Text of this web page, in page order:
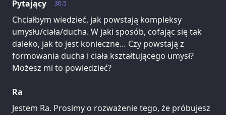
30.5
Pytający
Chciałbym wiedzieć, jak powstają kompleksy
umysłu/ciała/ducha. W jaki sposób, cofając się tak
daleko, jak to jest konieczne… Czy powstają z
formowania ducha i ciała kształtującego umysł?
Możesz mi to powiedzieć?
Ra
Jestem Ra. Prosimy o rozważenie tego, że próbujesz